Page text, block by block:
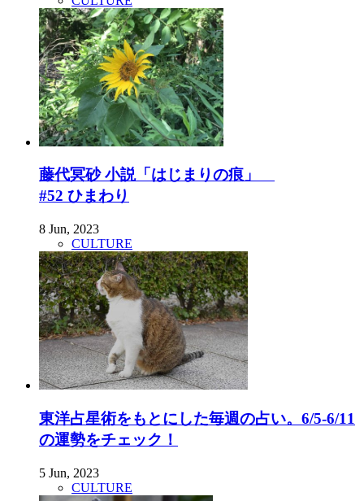
藤代冥砂 小説「はじまりの痕」
#52 ひまわり
8 Jun, 2023
CULTURE
東洋占星術をもとにした毎週の占い。6/5-6/11
の運勢をチェック！
5 Jun, 2023
CULTURE